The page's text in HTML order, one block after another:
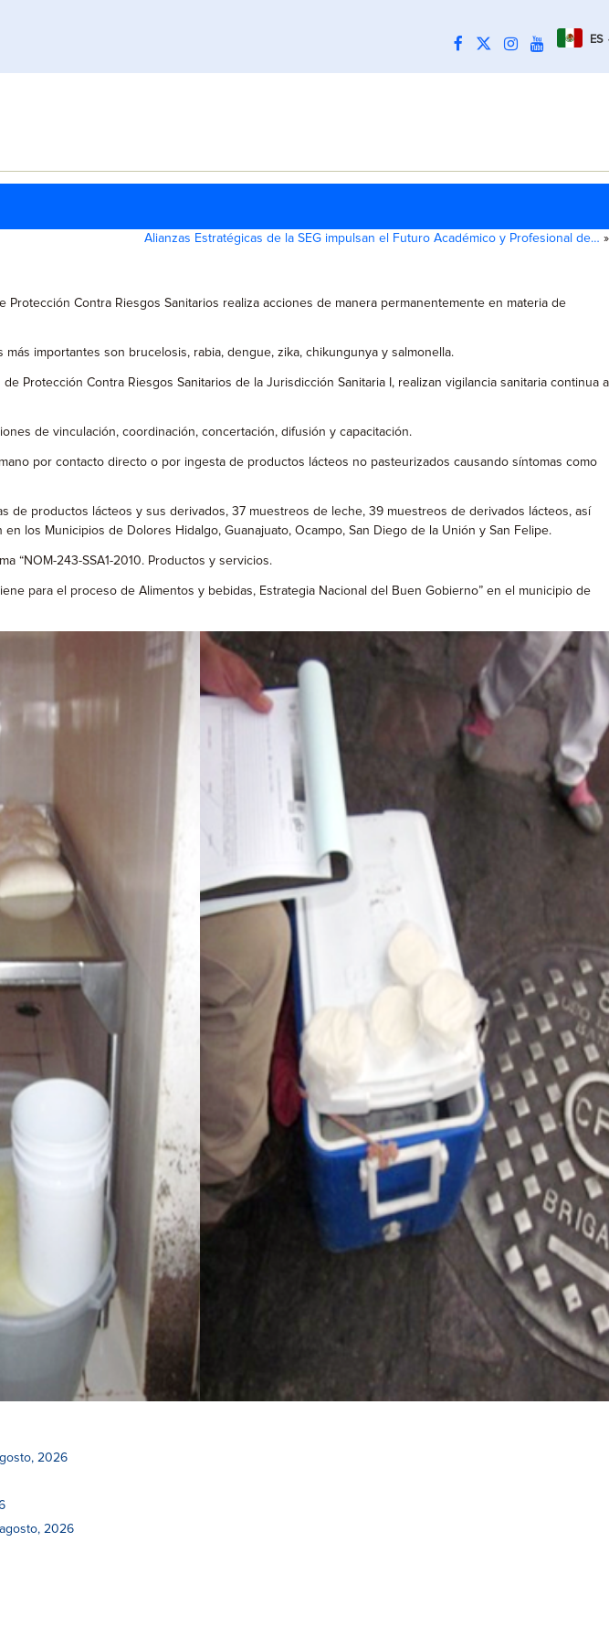
ES
Alianzas Estratégicas de la SEG impulsan el Futuro Académico y Profesional de… »
Protección Contra Riesgos Sanitarios realiza acciones de manera permanentemente en materia de
importantes son brucelosis, rabia, dengue, zika, chikungunya y salmonella.
Protección Contra Riesgos Sanitarios de la Jurisdicción Sanitaria I, realizan vigilancia sanitaria continua a
de vinculación, coordinación, concertación, difusión y capacitación.
por contacto directo o por ingesta de productos lácteos no pasteurizados causando síntomas como
productos lácteos y sus derivados, 37 muestreos de leche, 39 muestreos de derivados lácteos, así
los Municipios de Dolores Hidalgo, Guanajuato, Ocampo, San Diego de la Unión y San Felipe.
243-SSA1-2010. Productos y servicios.
para el proceso de Alimentos y bebidas, Estrategia Nacional del Buen Gobierno” en el municipio de
2026
2026